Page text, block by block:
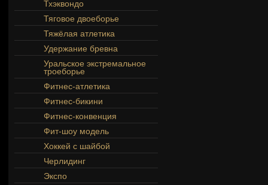
Тхэквондо
Тяговое двоеборье
Тяжёлая атлетика
Удержание бревна
Уральское экстремальное
троеборье
Фитнес-атлетика
Фитнес-бикини
Фитнес-конвенция
Фит-шоу модель
Хоккей с шайбой
Черлидинг
Экспо